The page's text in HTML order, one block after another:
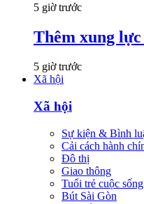
5 giờ trước
Thêm xung
5 giờ trước
Xã hội
Xã hội
Sự kiện & Bình
Cải cách hành
Đô thị
Giao thông
Tuổi trẻ cuộc sống
Bút Sài Gòn